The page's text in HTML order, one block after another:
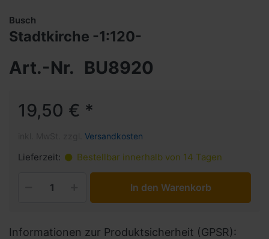
Busch
Stadtkirche -1:120-
Art.-Nr. BU8920
19,50 € *
Versandkosten
Lieferzeit: Bestellbar innerhalb von 14 Tagen
In den Warenkorb
Informationen zur Produktsicherheit (GPSR):